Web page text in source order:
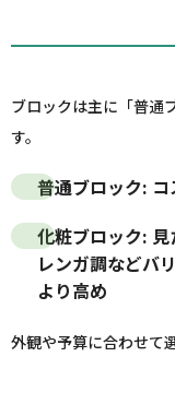
ブロックは主に「普通
す。
普通ブロック:
化粧ブロック:
レンガ調などバ
より高め
外観や予算に合わせて